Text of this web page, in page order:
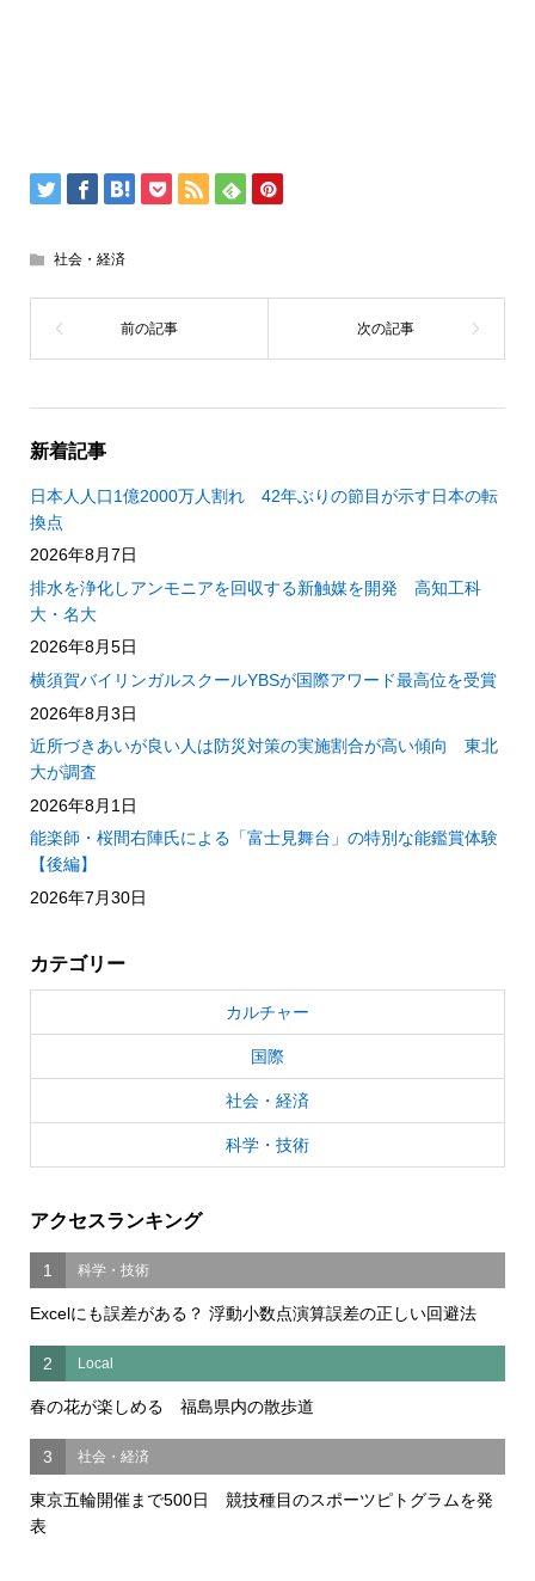
社会・経済
新着記事
日本人人口1億2000万人割れ 42年ぶりの節目が示す日本の転
換点
2026年8月7日
排水を浄化しアンモニアを回収する新触媒を開発 高知工科
大・名大
2026年8月5日
横須賀バイリンガルスクールYBSが国際アワード最高位を受賞
2026年8月3日
近所づきあいが良い人は防災対策の実施割合が高い傾向 東北
大が調査
2026年8月1日
能楽師・桜間右陣氏による「富士見舞台」の特別な能鑑賞体験
【後編】
2026年7月30日
カテゴリー
カルチャー
国際
社会・経済
科学・技術
アクセスランキング
1 科学・技術
Excelにも誤差がある？ 浮動小数点演算誤差の正しい回避法
2 Local
春の花が楽しめる 福島県内の散歩道
3 社会・経済
東京五輪開催まで500日 競技種目のスポーツピトグラムを発
表